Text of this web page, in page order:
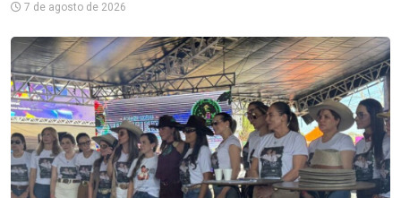
7 de agosto de 2026